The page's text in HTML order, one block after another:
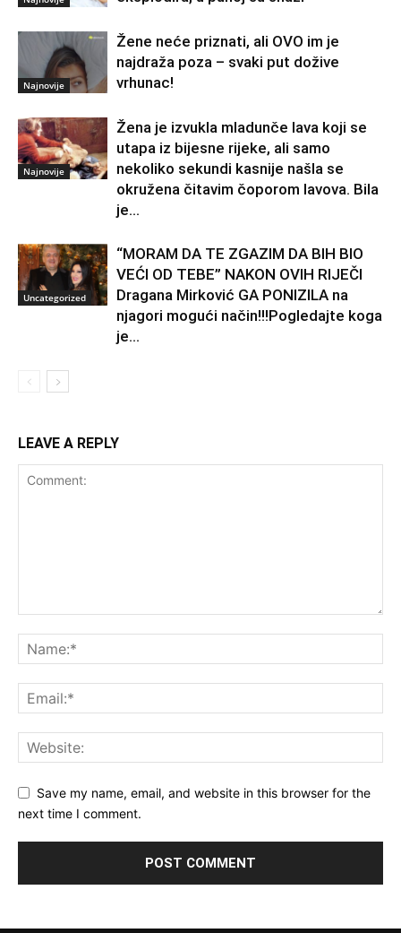
Najnovije
Žene neće priznati, ali OVO im je
najdraža poza – svaki put dožive
vrhunac!
Najnovije
Žena je izvukla mladunče lava koji se
utapa iz bijesne rijeke, ali samo
nekoliko sekundi kasnije našla se
okružena čitavim čoporom lavova. Bila
je...
Uncategorized
“MORAM DA TE ZGAZIM DA BIH BIO
VEĆI OD TEBE” NAKON OVIH RIJEČI
Dragana Mirković GA PONIZILA na
njagori mogući način!!!Pogledajte koga
je...
LEAVE A REPLY
Save my name, email, and website in this browser for the
next time I comment.